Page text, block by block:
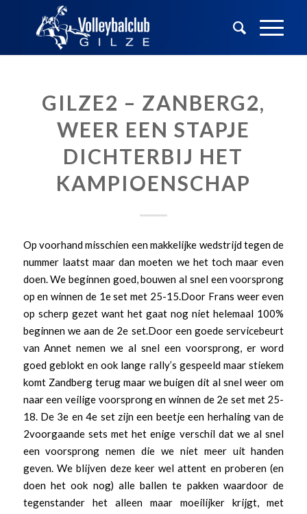
GILZE2 – ZANBERG2,
WEER EEN STAPJE
DICHTERBIJ HET
KAMPIOENSCHAP
Op voorhand misschien een makkelijke wedstrijd tegen de
nummer laatst maar dan moeten we het toch maar even
doen. We beginnen goed, bouwen al snel een voorsprong
op en winnen de 1e set met 25-15.Door Frans weer even
op scherp gezet want het gaat nog niet helemaal 100%
beginnen we aan de 2e set.Door een goede servicebeurt
van Annet nemen we al snel een voorsprong, er word
goed geblokt en ook lange rally’s gespeeld maar stiekem
komt Zandberg terug maar we buigen dit al snel weer om
naar een veilige voorsprong en winnen de 2e set met 25-
18. De 3e en 4e set zijn een beetje een herhaling van de
2voorgaande sets met het enige verschil dat we al snel
een voorsprong nemen die we niet meer uit handen
geven. We blijven deze keer wel attent en proberen (en
doen het ook nog) alle ballen te pakken waardoor de
tegenstander het alleen maar moeilijker krijgt, met